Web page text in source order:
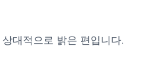
대적으로 밝은 편입니다.